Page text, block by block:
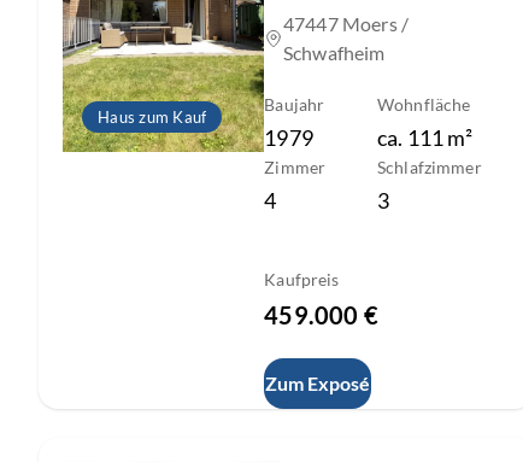
Haus zum Kauf
47447 Moers /
Schwafheim
Baujahr
1979
Wohnfläche
ca. 111m²
Zimmer
4
Schlafzimmer
3
Kaufpreis
459.000 €
Zum Exposé